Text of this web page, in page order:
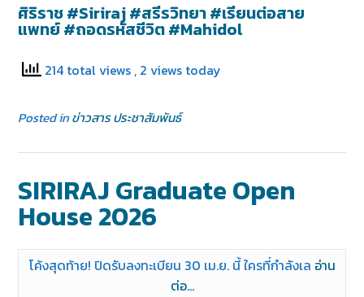
ศิริราช #Siriraj #สรีรวิทยา #เรียนต่อสาย
แพทย์ #ถอดรหัสชีวิต #Mahidol
214 total views , 2 views today
Posted inข่าวสาร ประชาสัมพันธ์
SIRIRAJ Graduate Open
House 2026
โค้งสุดท้าย! ปิดรับลงทะเบียน 30 เม.ย. นี้ ใครที่กำลังเล อ่าน
ต่อ…